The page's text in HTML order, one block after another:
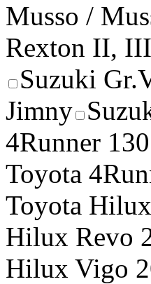
Musso /
Rexton II, III
Suzuki
Jimny
4Runner 130
Toyota
Toyota
Hilux Revo
Hilux Vigo